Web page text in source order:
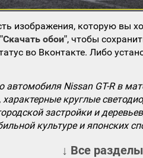
изображения, которую вы
"Скачать обои", чтобы
во Вконтакте. Либо
Nissan GT-R в
характерные круглые
застройки и
культуре и японских
↓ Все